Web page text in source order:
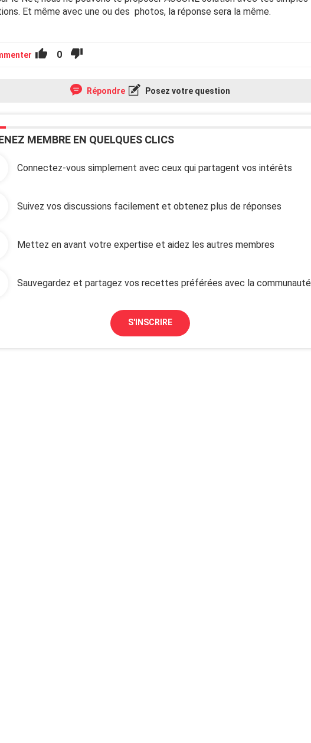
Et même avec une ou des photos, la réponse sera la même.
0
Répondre Posez votre question
MEMBRE EN QUELQUES CLICS
Connectez-vous simplement avec ceux qui partagent vos intérêts
Suivez vos discussions facilement et obtenez plus de réponses
Mettez en avant votre expertise et aidez les autres membres
Sauvegardez et partagez vos recettes préférées avec la communauté
S'INSCRIRE